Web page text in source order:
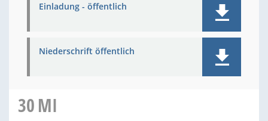
Einladung - öffentlich
Niederschrift öffentlich
30MI